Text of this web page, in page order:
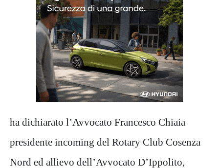
ha dichiarato l’Avvocato Francesco Chiaia
presidente incoming del Rotary Club Cosenza
Nord ed allievo dell’Avvocato D’Ippolito,